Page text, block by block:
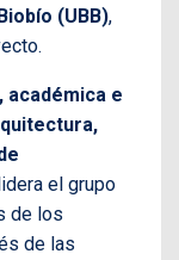
(UBB),
académica e
el grupo
de los
de las